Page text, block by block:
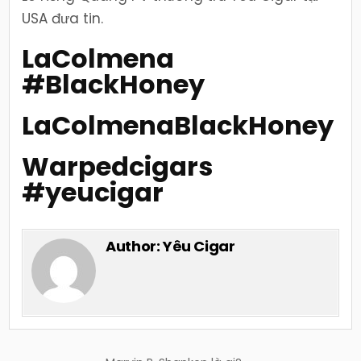
USA đưa tin.
LaColmena
#BlackHoney
LaColmenaBlackHoney
Warpedcigars
#yeucigar
Author:Yêu Cigar